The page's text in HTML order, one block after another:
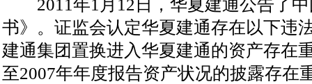
2011年1月12日，华夏建通公告了中
书》。证监会认定华夏建通存在以下违
建通集团置换进入华夏建通的资产存在
至2007年年度报告资产状况的披露存在